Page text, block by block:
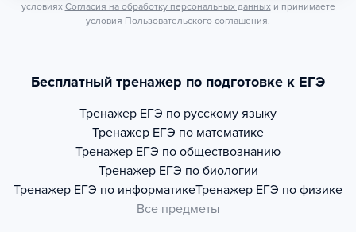
условиях Согласия на обработку персональных данных и принимаете
условия Пользовательского соглашения.
Бесплатный тренажер по подготовке к ЕГЭ
Тренажер ЕГЭ по русскому языку
Тренажер ЕГЭ по математике
Тренажер ЕГЭ по обществознанию
Тренажер ЕГЭ по биологии
Тренажер ЕГЭ по информатикеТренажер ЕГЭ по физике
Все предметы